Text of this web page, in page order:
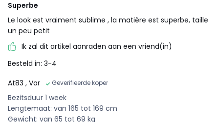
Superbe
Le look est vraiment sublime , la matière est superbe, taille
un peu petit
Ik zal dit artikel aanraden aan een vriend(in)
Besteld in: 3-4
At83 , Var Geverifieerde koper
Bezitsduur 1 week
Lengtemaat: van 165 tot 169 cm
Gewicht: van 65 tot 69 kg